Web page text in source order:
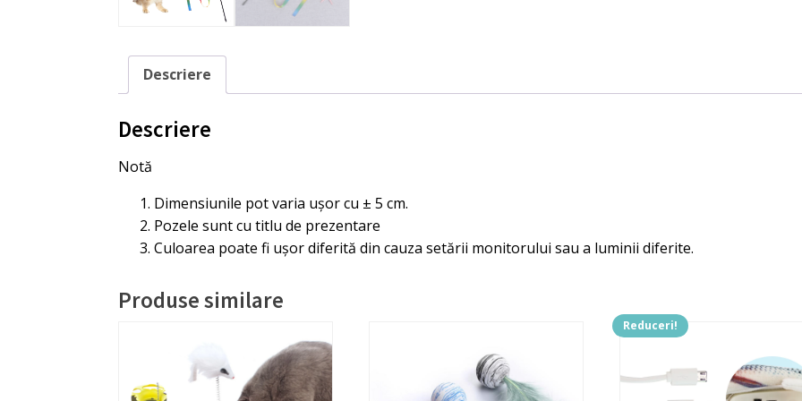
Descriere
Descriere
Notă
Dimensiunile pot varia ușor cu ± 5 cm.
Pozele sunt cu titlu de prezentare
Culoarea poate fi ușor diferită din cauza setării monitorului sau a luminii diferite.
Produse similare
Reduceri!